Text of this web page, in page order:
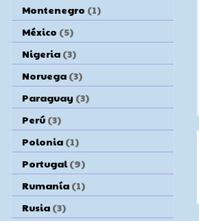
Montenegro (1)
México (5)
Nigeria (3)
Noruega (3)
Paraguay (3)
Perú (3)
Polonia (1)
Portugal (9)
Rumanía (1)
Rusia (3)